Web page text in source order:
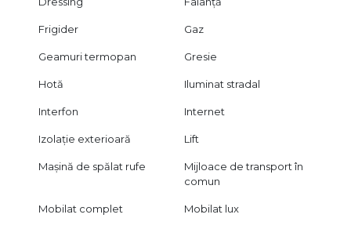
Frigider Gaz
Geamuri termopan Gresie
Hotă Iluminat stradal
Interfon Internet
Izolație exterioară Lift
Mașină de spălat rufe
Mijloace de transport în
comun
Mobilat complet Mobilat lux